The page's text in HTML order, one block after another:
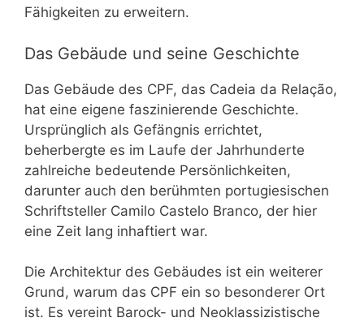
Fähigkeiten zu erweitern.
Das Gebäude und seine Geschichte
Das Gebäude des CPF, das Cadeia da Relação,
hat eine eigene faszinierende Geschichte.
Ursprünglich als Gefängnis errichtet,
beherbergte es im Laufe der Jahrhunderte
zahlreiche bedeutende Persönlichkeiten,
darunter auch den berühmten portugiesischen
Schriftsteller Camilo Castelo Branco, der hier
eine Zeit lang inhaftiert war.
Die Architektur des Gebäudes ist ein weiterer
Grund, warum das CPF ein so besonderer Ort
ist. Es vereint Barock- und Neoklassizistische